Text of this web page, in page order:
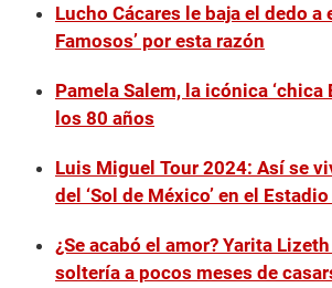
Lucho Cácares le baja el dedo a
Famosos’ por esta razón
Pamela Salem, la icónica ‘chica
los 80 años
Luis Miguel Tour 2024: Así se
del ‘Sol de México’ en el
¿Se acabó el amor? Yarita
soltería a pocos meses de